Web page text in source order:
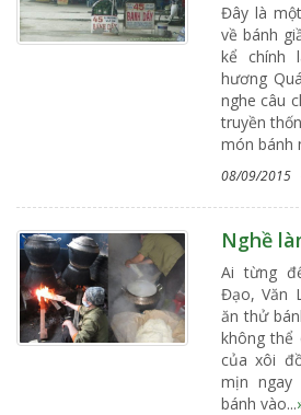
Đây là
về bánh
kể chính
hương
nghe câu
truyền
món bánh
08/09/2015
Nghề
Ai từng
Đạo, Văn
ăn thử
không thể
của xôi
mịn
bánh vào...